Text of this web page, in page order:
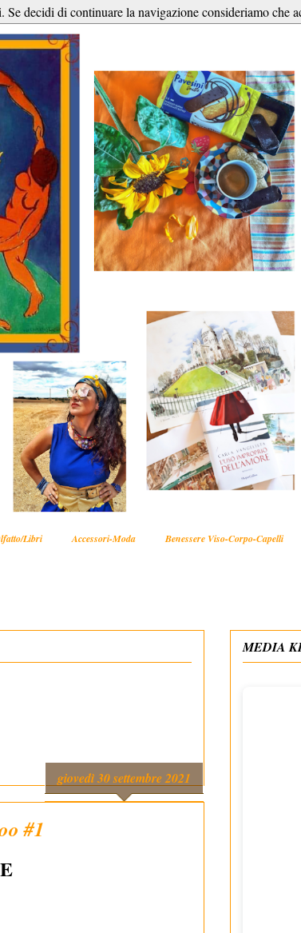
Libri Accessori-Moda Benessere Viso-Corpo-Capelli
giovedì 30 settembre 2021
#1
MEDIA
decidi di continuare la navigazione consideriamo che